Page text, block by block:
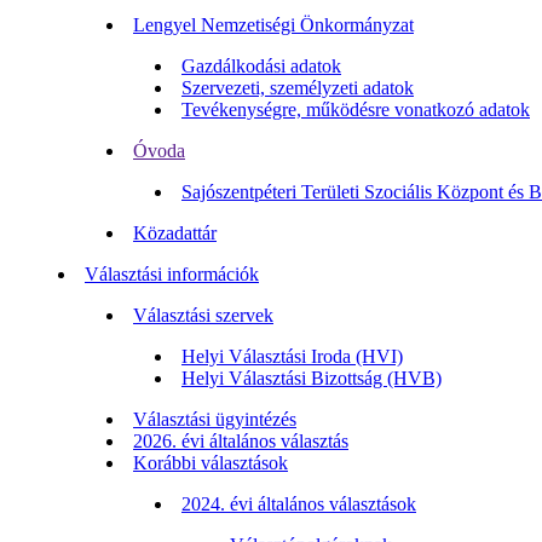
Lengyel Nemzetiségi Önkormányzat
Gazdálkodási adatok
Szervezeti, személyzeti adatok
Tevékenységre, működésre vonatkozó adatok
Óvoda
Sajószentpéteri Területi Szociális Központ és
Közadattár
Választási információk
Választási szervek
Helyi Választási Iroda (HVI)
Helyi Választási Bizottság (HVB)
Választási ügyintézés
2026. évi általános választás
Korábbi választások
2024. évi általános választások